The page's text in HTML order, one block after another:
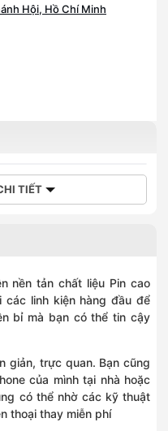
Hội, Hồ Chí Minh
TIẾT
nền tản chất liệu Pin cao
linh kiện hàng đầu để
bỉ mà bạn có thể tin cậy
giản, trực quan. Bạn cũng
của mình tại nhà hoặc
có thể nhờ các kỹ thuật
thoại thay miễn phí